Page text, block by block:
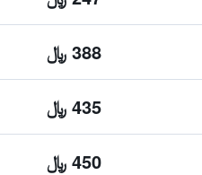
388 ﷼
435 ﷼
450 ﷼